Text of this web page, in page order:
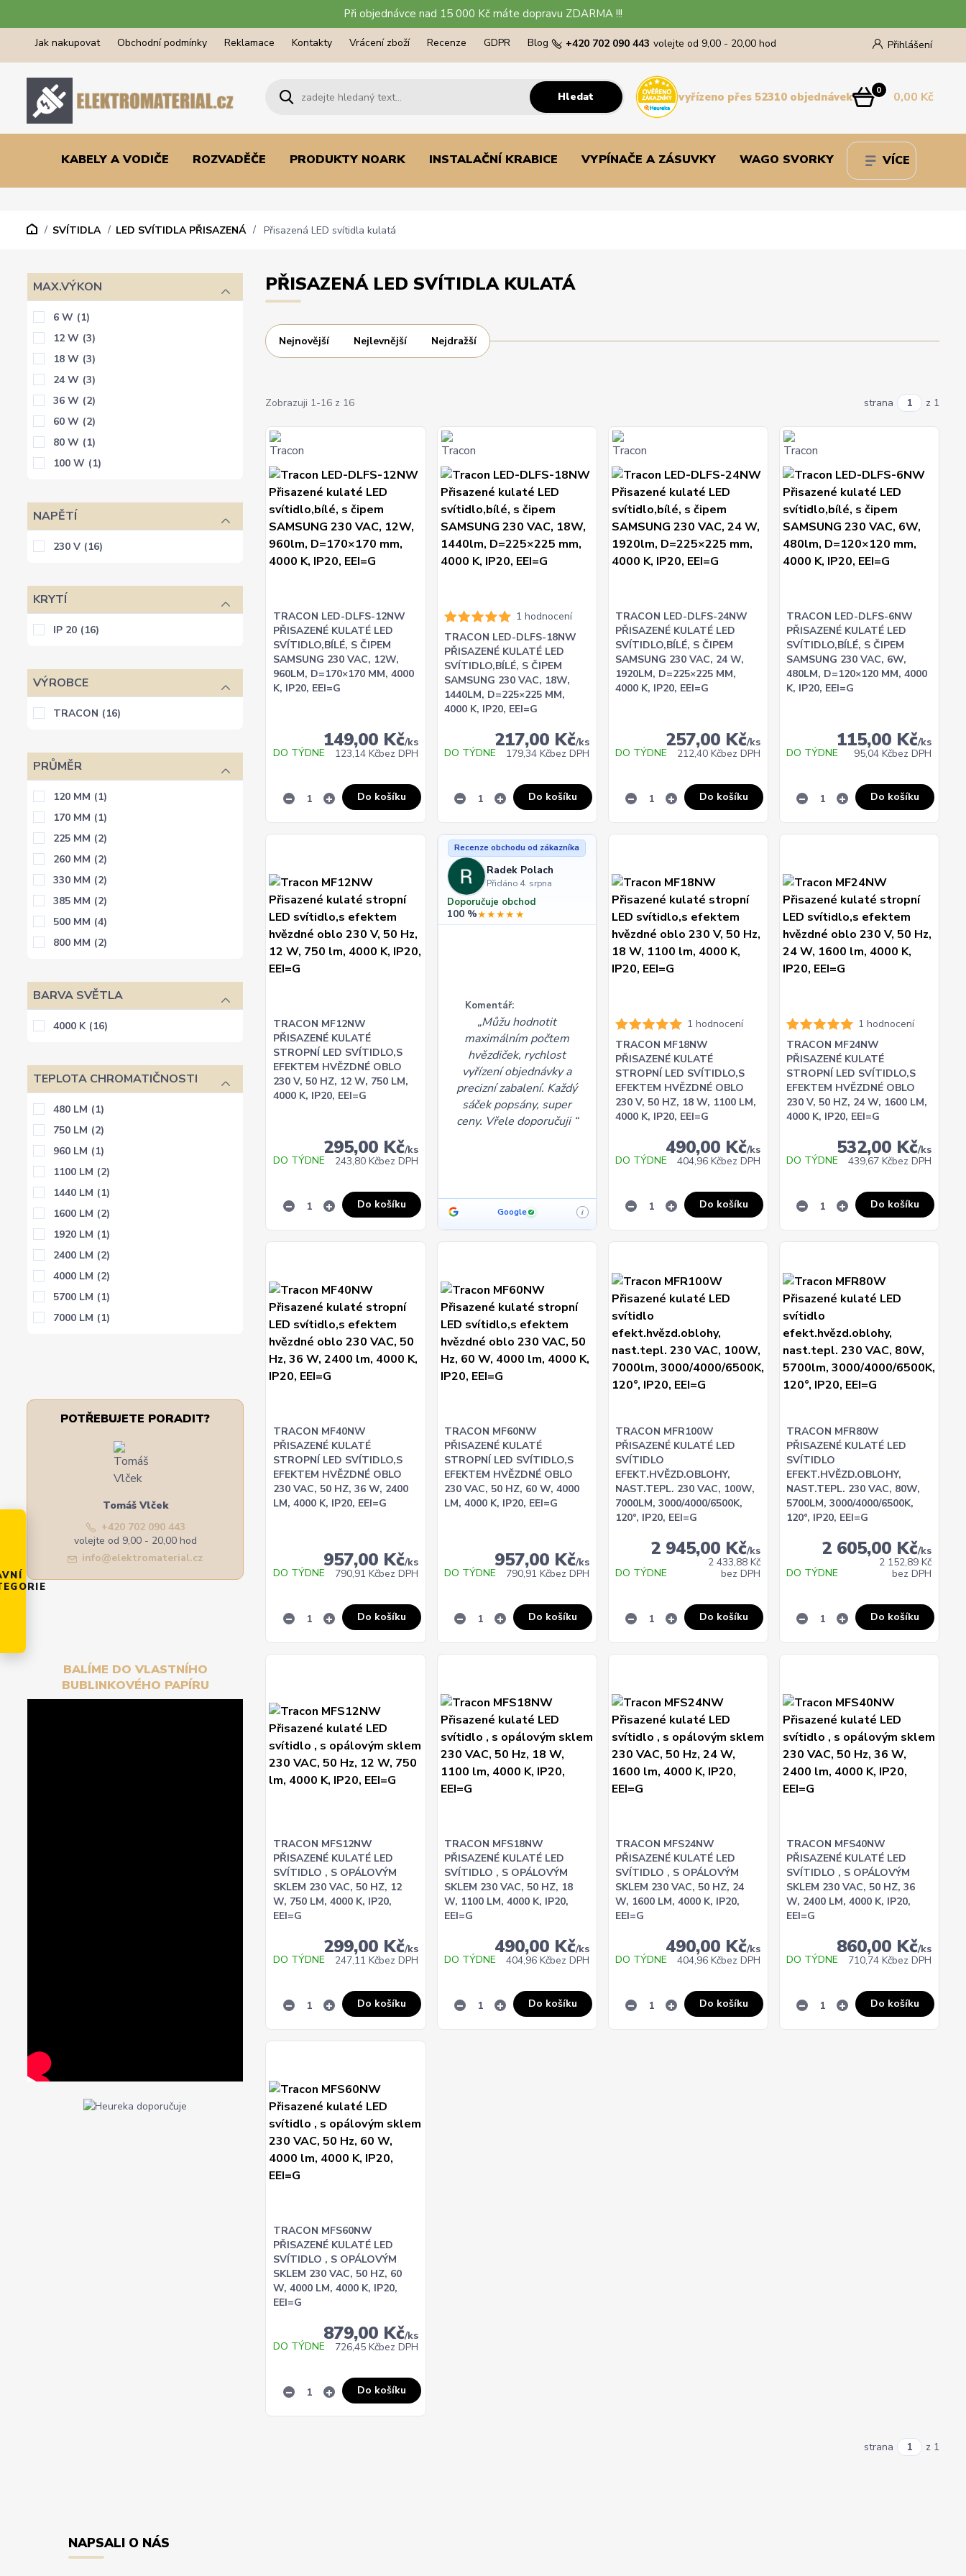
Při objednávce nad 15 000 Kč máte dopravu ZDARMA !!!
Jak nakupovat Obchodní podmínky Reklamace Kontakty Vrácení zboží Recenze GDPR Blog Přihlášení
Hledat
+420 702 090 443 volejte od 9,00 - 20,00 hod
0 0,00 Kč
vyřízeno přes 52310 objednávek
KABELY A VODIČE ROZVADĚČE PRODUKTY NOARK INSTALAČNÍ KRABICE VYPÍNAČE A ZÁSUVKY WAGO SVORKY VÍCE
SVÍTIDLA LED SVÍTIDLA PŘISAZENÁ Přisazená LED svítidla kulatá
PŘISAZENÁ LED SVÍTIDLA KULATÁ
Nejnovější Nejlevnější Nejdražší
Zobrazuji 1-16 z 16 strana z 1
TRACON LED-DLFS-12NW
PŘISAZENÉ KULATÉ LED
SVÍTIDLO,BÍLÉ, S ČIPEM
SAMSUNG 230 VAC, 12W,
960LM, D=170×170 MM, 4000
K, IP20, EEI=G
149,00 Kč/ks
123,14 Kčbez DPH
DO TÝDNE
Do košíku
1 hodnocení
TRACON LED-DLFS-18NW
PŘISAZENÉ KULATÉ LED
SVÍTIDLO,BÍLÉ, S ČIPEM
SAMSUNG 230 VAC, 18W,
1440LM, D=225×225 MM,
4000 K, IP20, EEI=G
217,00 Kč/ks
179,34 Kčbez DPH
DO TÝDNE
Do košíku
TRACON LED-DLFS-24NW
PŘISAZENÉ KULATÉ LED
SVÍTIDLO,BÍLÉ, S ČIPEM
SAMSUNG 230 VAC, 24 W,
1920LM, D=225×225 MM,
4000 K, IP20, EEI=G
257,00 Kč/ks
212,40 Kčbez DPH
DO TÝDNE
Do košíku
TRACON LED-DLFS-6NW
PŘISAZENÉ KULATÉ LED
SVÍTIDLO,BÍLÉ, S ČIPEM
SAMSUNG 230 VAC, 6W,
480LM, D=120×120 MM, 4000
K, IP20, EEI=G
115,00 Kč/ks
95,04 Kčbez DPH
DO TÝDNE
Do košíku
TRACON MF12NW
PŘISAZENÉ KULATÉ
STROPNÍ LED SVÍTIDLO,S
EFEKTEM HVĚZDNÉ OBLO
230 V, 50 HZ, 12 W, 750 LM,
4000 K, IP20, EEI=G
295,00 Kč/ks
243,80 Kčbez DPH
DO TÝDNE
Do košíku
Recenze obchodu od zákazníka
Radek Polach
Přidáno 4. srpna
Doporučuje obchod
100 %★★★★★
Komentář:
Můžu hodnotit
maximálním počtem
hvězdiček, rychlost
vyřízení objednávky a
precizní zabalení. Každý
sáček popsány, super
ceny. Vřele doporučuji
Google ✓ i
1 hodnocení
TRACON MF18NW
PŘISAZENÉ KULATÉ
STROPNÍ LED SVÍTIDLO,S
EFEKTEM HVĚZDNÉ OBLO
230 V, 50 HZ, 18 W, 1100 LM,
4000 K, IP20, EEI=G
490,00 Kč/ks
404,96 Kčbez DPH
DO TÝDNE
Do košíku
1 hodnocení
TRACON MF24NW
PŘISAZENÉ KULATÉ
STROPNÍ LED SVÍTIDLO,S
EFEKTEM HVĚZDNÉ OBLO
230 V, 50 HZ, 24 W, 1600 LM,
4000 K, IP20, EEI=G
532,00 Kč/ks
439,67 Kčbez DPH
DO TÝDNE
Do košíku
TRACON MF40NW
PŘISAZENÉ KULATÉ
STROPNÍ LED SVÍTIDLO,S
EFEKTEM HVĚZDNÉ OBLO
230 VAC, 50 HZ, 36 W, 2400
LM, 4000 K, IP20, EEI=G
957,00 Kč/ks
790,91 Kčbez DPH
DO TÝDNE
Do košíku
TRACON MF60NW
PŘISAZENÉ KULATÉ
STROPNÍ LED SVÍTIDLO,S
EFEKTEM HVĚZDNÉ OBLO
230 VAC, 50 HZ, 60 W, 4000
LM, 4000 K, IP20, EEI=G
957,00 Kč/ks
790,91 Kčbez DPH
DO TÝDNE
Do košíku
TRACON MFR100W
PŘISAZENÉ KULATÉ LED
SVÍTIDLO
EFEKT.HVĚZD.OBLOHY,
NAST.TEPL. 230 VAC, 100W,
7000LM, 3000/4000/6500K,
120°, IP20, EEI=G
2 945,00 Kč/ks
2 433,88 Kč
bez DPH
DO TÝDNE
Do košíku
TRACON MFR80W
PŘISAZENÉ KULATÉ LED
SVÍTIDLO
EFEKT.HVĚZD.OBLOHY,
NAST.TEPL. 230 VAC, 80W,
5700LM, 3000/4000/6500K,
120°, IP20, EEI=G
2 605,00 Kč/ks
2 152,89 Kč
bez DPH
DO TÝDNE
Do košíku
TRACON MFS12NW
PŘISAZENÉ KULATÉ LED
SVÍTIDLO , S OPÁLOVÝM
SKLEM 230 VAC, 50 HZ, 12
W, 750 LM, 4000 K, IP20,
EEI=G
299,00 Kč/ks
247,11 Kčbez DPH
DO TÝDNE
Do košíku
TRACON MFS18NW
PŘISAZENÉ KULATÉ LED
SVÍTIDLO , S OPÁLOVÝM
SKLEM 230 VAC, 50 HZ, 18
W, 1100 LM, 4000 K, IP20,
EEI=G
490,00 Kč/ks
404,96 Kčbez DPH
DO TÝDNE
Do košíku
TRACON MFS24NW
PŘISAZENÉ KULATÉ LED
SVÍTIDLO , S OPÁLOVÝM
SKLEM 230 VAC, 50 HZ, 24
W, 1600 LM, 4000 K, IP20,
EEI=G
490,00 Kč/ks
404,96 Kčbez DPH
DO TÝDNE
Do košíku
TRACON MFS40NW
PŘISAZENÉ KULATÉ LED
SVÍTIDLO , S OPÁLOVÝM
SKLEM 230 VAC, 50 HZ, 36
W, 2400 LM, 4000 K, IP20,
EEI=G
860,00 Kč/ks
710,74 Kčbez DPH
DO TÝDNE
Do košíku
TRACON MFS60NW
PŘISAZENÉ KULATÉ LED
SVÍTIDLO , S OPÁLOVÝM
SKLEM 230 VAC, 50 HZ, 60
W, 4000 LM, 4000 K, IP20,
EEI=G
879,00 Kč/ks
726,45 Kčbez DPH
DO TÝDNE
Do košíku
strana z 1
MAX.VÝKON
6 W (1)
12 W (3)
18 W (3)
24 W (3)
36 W (2)
60 W (2)
80 W (1)
100 W (1)
NAPĚTÍ
230 V (16)
KRYTÍ
IP 20 (16)
VÝROBCE
TRACON (16)
PRŮMĚR
120 MM (1)
170 MM (1)
225 MM (2)
260 MM (2)
330 MM (2)
385 MM (2)
500 MM (4)
800 MM (2)
BARVA SVĚTLA
4000 K (16)
TEPLOTA CHROMATIČNOSTI
480 LM (1)
750 LM (2)
960 LM (1)
1100 LM (2)
1440 LM (1)
1600 LM (2)
1920 LM (1)
2400 LM (2)
4000 LM (2)
5700 LM (1)
7000 LM (1)
POTŘEBUJETE PORADIT?
Tomáš Vlček
+420 702 090 443
volejte od 9,00 - 20,00 hod
info@elektromaterial.cz
BALÍME DO VLASTNÍHO
BUBLINKOVÉHO PAPÍRU
NAPSALI O NÁS